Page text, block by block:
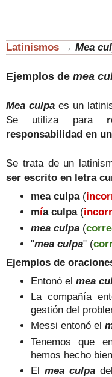
Latinismos → Mea
Ejemplos de mea
Mea culpa es un
Se utiliza para
responsabilidad en
Se trata de un
ser escrito en letra
mea culpa(
mía culpa(
mea culpa (
"mea culpa" (
Ejemplos de
Entonó elmea
La compañía
gestión del
Messi entonó el
Tenemos que
hemos hecho
Elmea culpadel